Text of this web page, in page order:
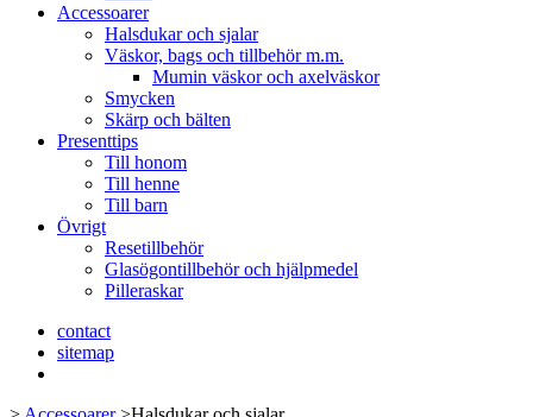
Accessoarer
Halsdukar och sjalar
Väskor, bags och tillbehör m.m.
Mumin väskor och axelväskor
Smycken
Skärp och bälten
Presenttips
Till honom
Till henne
Till barn
Övrigt
Resetillbehör
Glasögontillbehör och hjälpmedel
Pilleraskar
contact
sitemap